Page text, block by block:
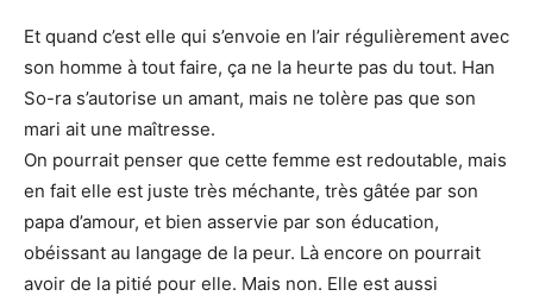
Et quand c’est elle qui s’envoie en l’air régulièrement avec
son homme à tout faire, ça ne la heurte pas du tout. Han
So-ra s’autorise un amant, mais ne tolère pas que son
mari ait une maîtresse.
On pourrait penser que cette femme est redoutable, mais
en fait elle est juste très méchante, très gâtée par son
papa d’amour, et bien asservie par son éducation,
obéissant au langage de la peur. Là encore on pourrait
avoir de la pitié pour elle. Mais non. Elle est aussi